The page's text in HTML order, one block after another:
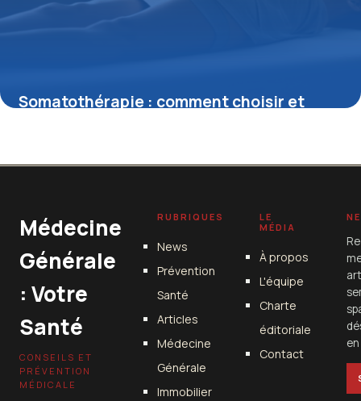
Somatothérapie : comment choisir et
Médecine
Générale
: Votre
Santé
CONSEILS ET
PRÉVENTION
MÉDICALE
RUBRIQUES
News
Prévention
Santé
Articles
Médecine
Générale
Immobilier
LE
MÉDIA
À propos
L'équipe
Charte
éditoriale
Contact